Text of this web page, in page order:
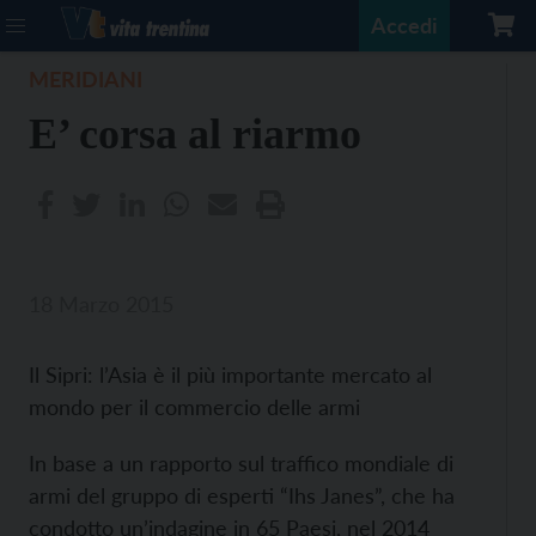
Accedi
E’ corsa al riarmo
Il Sipri: l’Asia è il più importante mercato al
mondo per il commercio delle armi
In base a un rapporto sul traffico mondiale di
armi del gruppo di esperti “Ihs Janes”, che ha
condotto un’indagine in 65 Paesi, nel 2014